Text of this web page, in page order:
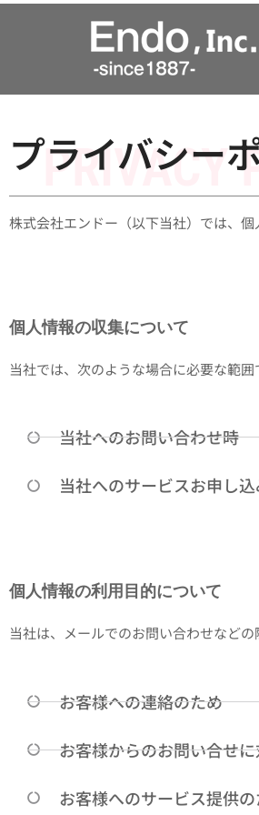
内
ス
ップライバシー
株式会社エンドー（以下当社）では、
個人情報の収集について
当社では、次のような場合に必要な範
当社へのお問い合わせ時
当社へのサービスお申し
個人情報の利用目的について
当社は、メールでのお問い合わせなど
お客様への連絡のため
お客様からのお問い合せ
お客様へのサービス提供